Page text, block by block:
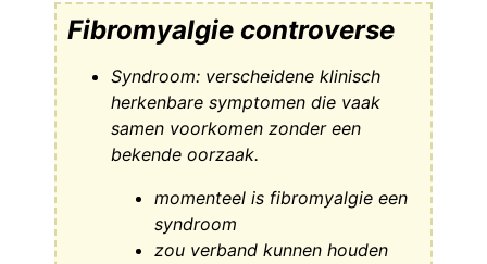
Fibromyalgie controverse
Syndroom: verscheidene klinisch
herkenbare symptomen die vaak
samen voorkomen zonder een
bekende oorzaak.
momenteel is fibromyalgie een
syndroom
zou verband kunnen houden